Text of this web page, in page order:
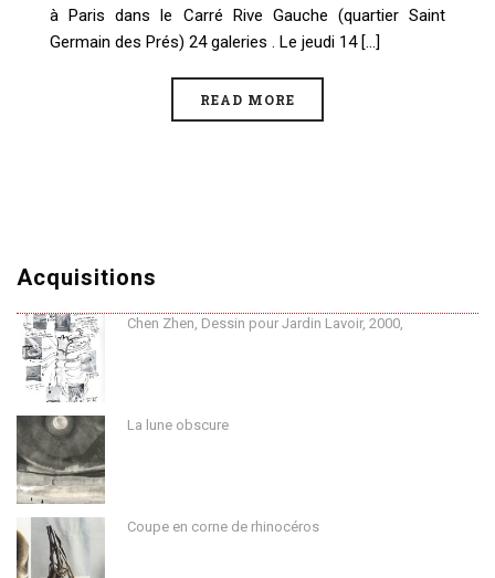
à Paris dans le Carré Rive Gauche (quartier Saint
Germain des Prés) 24 galeries . Le jeudi 14 [...]
READ MORE
Acquisitions
Chen Zhen, Dessin pour Jardin Lavoir, 2000,
La lune obscure
Coupe en corne de rhinocéros